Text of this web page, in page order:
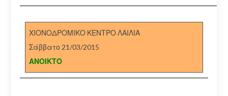
ΧΙΟΝΟΔΡΟΜΙΚΟ ΚΕΝΤΡΟ ΛΑΙΛΙΑ
Σάββατο 21/03/2015
ΑΝΟΙΚΤΟ